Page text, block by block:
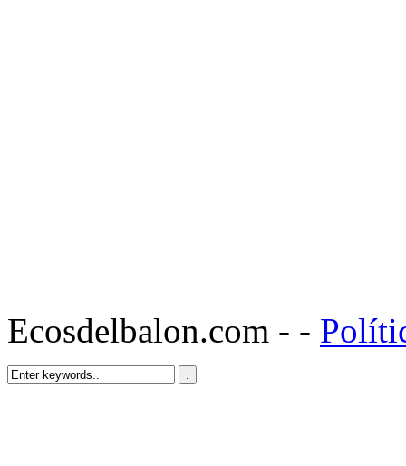
Ecosdelbalon.com - -